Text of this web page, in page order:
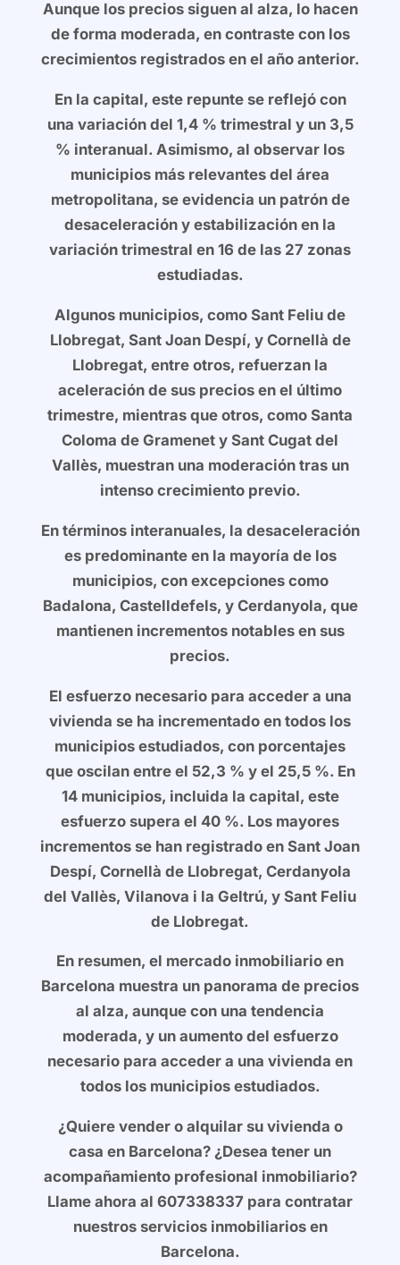
Aunque los precios siguen al alza, lo hacen
de forma moderada, en contraste con los
crecimientos registrados en el año anterior.
En la capital, este repunte se reflejó con
una variación del 1,4 % trimestral y un 3,5
% interanual. Asimismo, al observar los
municipios más relevantes del área
metropolitana, se evidencia un patrón de
desaceleración y estabilización en la
variación trimestral en 16 de las 27 zonas
estudiadas.
Algunos municipios, como Sant Feliu de
Llobregat, Sant Joan Despí, y Cornellà de
Llobregat, entre otros, refuerzan la
aceleración de sus precios en el último
trimestre, mientras que otros, como Santa
Coloma de Gramenet y Sant Cugat del
Vallès, muestran una moderación tras un
intenso crecimiento previo.
En términos interanuales, la desaceleración
es predominante en la mayoría de los
municipios, con excepciones como
Badalona, Castelldefels, y Cerdanyola, que
mantienen incrementos notables en sus
precios.
El esfuerzo necesario para acceder a una
vivienda se ha incrementado en todos los
municipios estudiados, con porcentajes
que oscilan entre el 52,3 % y el 25,5 %. En
14 municipios, incluida la capital, este
esfuerzo supera el 40 %. Los mayores
incrementos se han registrado en Sant Joan
Despí, Cornellà de Llobregat, Cerdanyola
del Vallès, Vilanova i la Geltrú, y Sant Feliu
de Llobregat.
En resumen, el mercado inmobiliario en
Barcelona muestra un panorama de precios
al alza, aunque con una tendencia
moderada, y un aumento del esfuerzo
necesario para acceder a una vivienda en
todos los municipios estudiados.
¿Quiere vender o alquilar su vivienda o
casa en Barcelona? ¿Desea tener un
acompañamiento profesional inmobiliario?
Llame ahora al 607338337 para contratar
nuestros servicios inmobiliarios en
Barcelona.